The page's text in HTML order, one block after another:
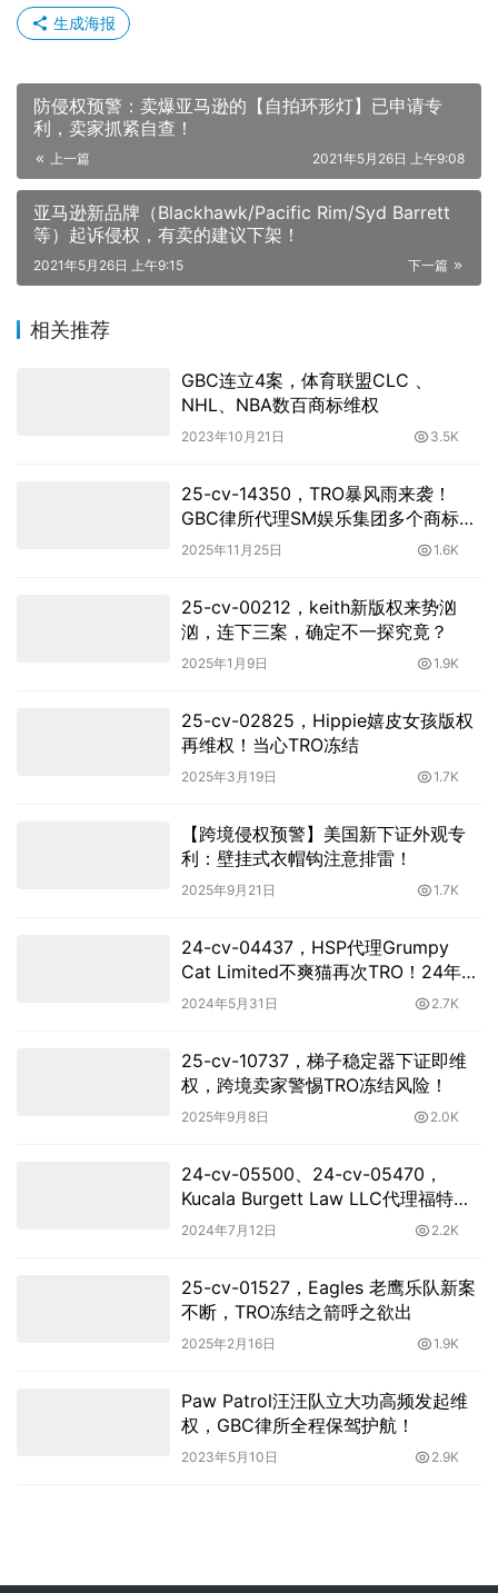
生成海报
防侵权预警：卖爆亚马逊的【自拍环形灯】已申请专
利，卖家抓紧自查！
上一篇 2021年5月26日 上午9:08
亚马逊新品牌（Blackhawk/Pacific Rim/Syd Barrett
等）起诉侵权，有卖的建议下架！
下一篇
2021年5月26日 上午9:15
相关推荐
GBC连立4案，体育联盟CLC 、
NHL、NBA数百商标维权
2023年10月21日 3.5K
25-cv-14350，TRO暴风雨来袭！
GBC律所代理SM娱乐集团多个商标维
权！
2025年11月25日 1.6K
25-cv-00212，keith新版权来势汹
汹，连下三案，确定不一探究竟？
2025年1月9日 1.9K
25-cv-02825，Hippie嬉皮女孩版权
再维权！当心TRO冻结
2025年3月19日 1.7K
【跨境侵权预警】美国新下证外观专
利：壁挂式衣帽钩注意排雷！
2025年9月21日 1.7K
24-cv-04437，HSP代理Grumpy
Cat Limited不爽猫再次TRO！24年第
9起案件来袭
2024年5月31日 2.7K
25-cv-10737，梯子稳定器下证即维
权，跨境卖家警惕TRO冻结风险！
2025年9月8日 2.0K
24-cv-05500、24-cv-05470，
Kucala Burgett Law LLC代理福特汽
车商标强势维权
2024年7月12日 2.2K
25-cv-01527，Eagles 老鹰乐队新案
不断，TRO冻结之箭呼之欲出
2025年2月16日 1.9K
Paw Patrol汪汪队立大功高频发起维
权，GBC律所全程保驾护航！
2023年5月10日 2.9K